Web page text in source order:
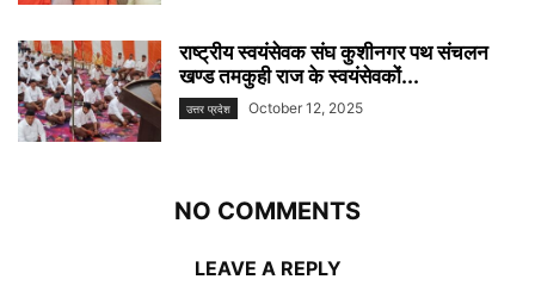
राष्ट्रीय स्वयंसेवक संघ कुशीनगर पथ संचलन
खण्ड तमकुही राज के स्वयंसेवकों...
उत्तर प्रदेश October 12, 2025
NO COMMENTS
LEAVE A REPLY